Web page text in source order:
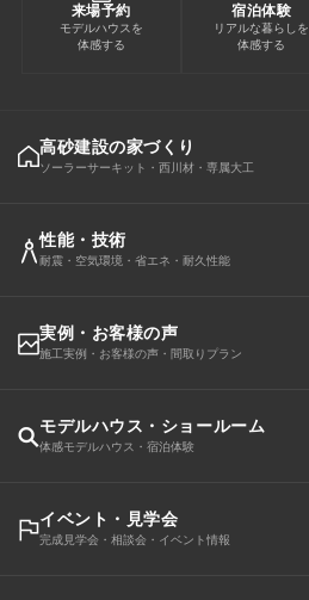
来場予約
モデルハウスを
体感する
宿泊体験
リアルな暮らしを
体感する
高砂建設の家づくり
ソーラーサーキット・西川材・専属大工
性能・技術
耐震・空気環境・省エネ・耐久性能
実例・お客様の声
施工実例・お客様の声・間取りプラン
モデルハウス・ショールーム
体感モデルハウス・宿泊体験
イベント・見学会
完成見学会・相談会・イベント情報